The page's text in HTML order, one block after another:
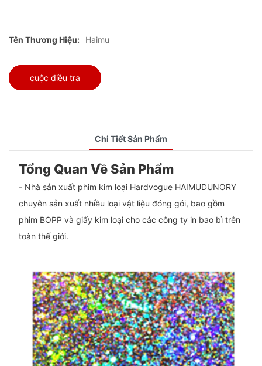
Tên Thương Hiệu: Haimu
cuộc điều tra
Chi Tiết Sản Phẩm
Tổng Quan Về Sản Phẩm
- Nhà sản xuất phim kim loại Hardvogue HAIMUDUNORY
chuyên sản xuất nhiều loại vật liệu đóng gói, bao gồm
phim BOPP và giấy kim loại cho các công ty in bao bì trên
toàn thế giới.